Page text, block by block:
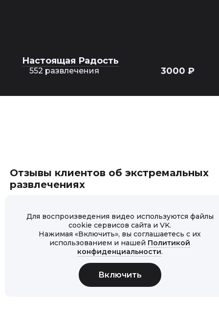
Настоящая Радость
552 развлечения 3000 ₽
Отзывы клиентов об экстремальных
развлечениях
Для воспроизведения видео используются файлы
cookie сервисов сайта и VK.
Нажимая «Включить», вы соглашаетесь с их
использованием и нашей Политикой
конфиденциальности.